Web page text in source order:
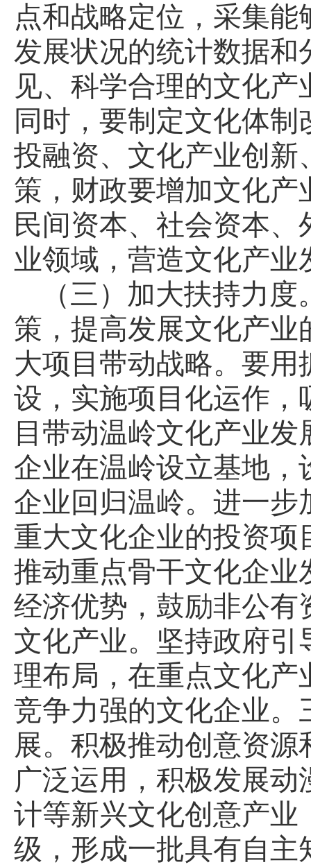
点和战略定位，采集
发展状况的统计数据
见、科学合理的文化
同时，要制定文化体
投融资、文化产业创
策，财政要增加文化
民间资本、社会资本
业领域，营造文化产业
（三）加大扶持力度
策，提高发展文化产
大项目带动战略。要
设，实施项目化运作
目带动温岭文化产业
企业在温岭设立基地
企业回归温岭。进一
重大文化企业的投资项
推动重点骨干文化企
经济优势，鼓励非公
文化产业。坚持政府
理布局，在重点文化
竞争力强的文化企业
展。积极推动创意资
广泛运用，积极发展
计等新兴文化创意产
级，形成一批具有自